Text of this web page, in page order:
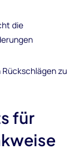
die
zu
für